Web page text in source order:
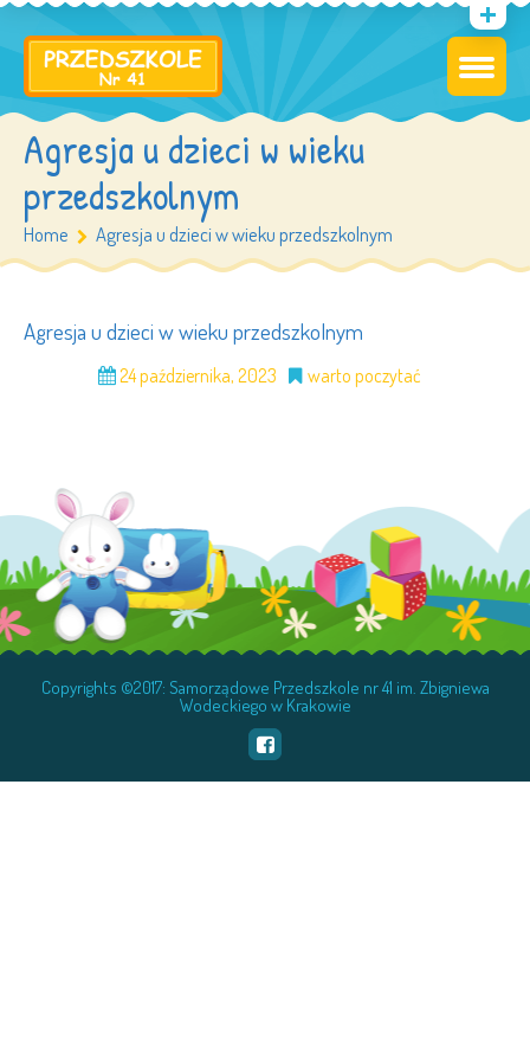
Agresja u dzieci w wieku
przedszkolnym
Home Agresja u dzieci w wieku przedszkolnym
Agresja u dzieci w wieku przedszkolnym
24 października, 2023 warto poczytać
Copyrights ©2017: Samorządowe Przedszkole nr 41 im. Zbigniewa
Wodeckiego w Krakowie